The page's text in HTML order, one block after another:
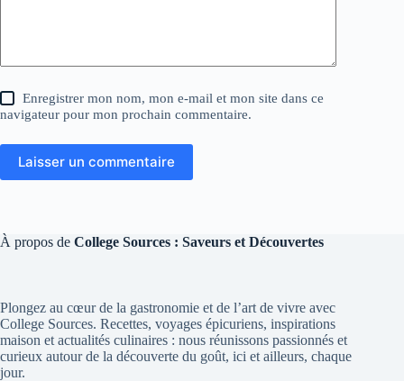
Enregistrer mon nom, mon e-mail et mon site dans ce
navigateur pour mon prochain commentaire.
Laisser un commentaire
À propos de College Sources : Saveurs et Découvertes
Plongez au cœur de la gastronomie et de l’art de vivre avec
College Sources. Recettes, voyages épicuriens, inspirations
maison et actualités culinaires : nous réunissons passionnés et
curieux autour de la découverte du goût, ici et ailleurs, chaque
jour.